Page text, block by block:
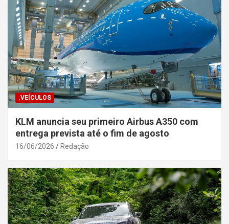
.VEÍCULOS
KLM anuncia seu primeiro Airbus A350 com
entrega prevista até o fim de agosto
16/06/2026 Redação